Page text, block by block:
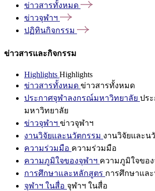
ข่าวสารทั้งหมด
ข่าวจุฬาฯ
ปฏิทินกิจกรรม
ข่าวสารและกิจกรรม
Highlights Highlights
ข่าวสารทั้งหมด ข่าวสารทั้งหมด
ประกาศจุฬาลงกรณ์มหาวิทยาลัย ปร
มหาวิทยาลัย
ข่าวจุฬาฯ ข่าวจุฬาฯ
งานวิจัยและนวัตกรรม งานวิจัยและน
ความร่วมมือ ความร่วมมือ
ความภูมิใจของจุฬาฯ ความภูมิใจของ
การศึกษาและหลักสูตร การศึกษาแล
จุฬาฯ ในสื่อ จุฬาฯ ในสื่อ